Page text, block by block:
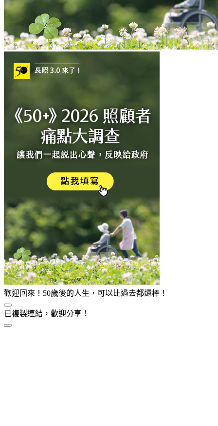
歡迎回來！50歲後的人生，可以比過去都還棒！
已複製連結，歡迎分享！